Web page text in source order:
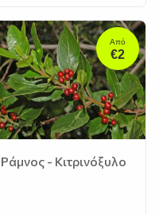
Ράμνος - Κιτρινόξυλο
Από
€2